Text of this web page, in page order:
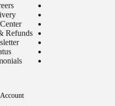
Refunds
Account